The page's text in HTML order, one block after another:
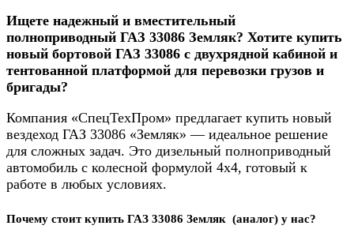
Ищете надежный и вместительный
полноприводный ГАЗ 33086 Земляк? Хотите купить
новый бортовой ГАЗ 33086 с двухрядной кабиной и
тентованной платформой для перевозки грузов и
бригады?
Компания «СпецТехПром» предлагает купить новый
вездеход ГАЗ 33086 «Земляк» — идеальное решение
для сложных задач. Это дизельный полноприводный
автомобиль с колесной формулой 4х4, готовый к
работе в любых условиях.
Почему стоит купить ГАЗ 33086 Земляк (аналог) у нас?